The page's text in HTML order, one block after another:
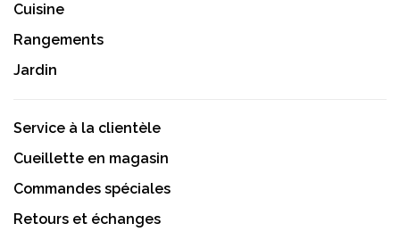
Cuisine
Rangements
Jardin
Service à la clientèle
Cueillette en magasin
Commandes spéciales
Retours et échanges